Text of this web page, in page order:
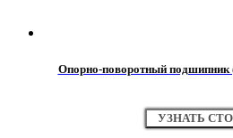
Опорно-поворотный
УЗНАТЬ